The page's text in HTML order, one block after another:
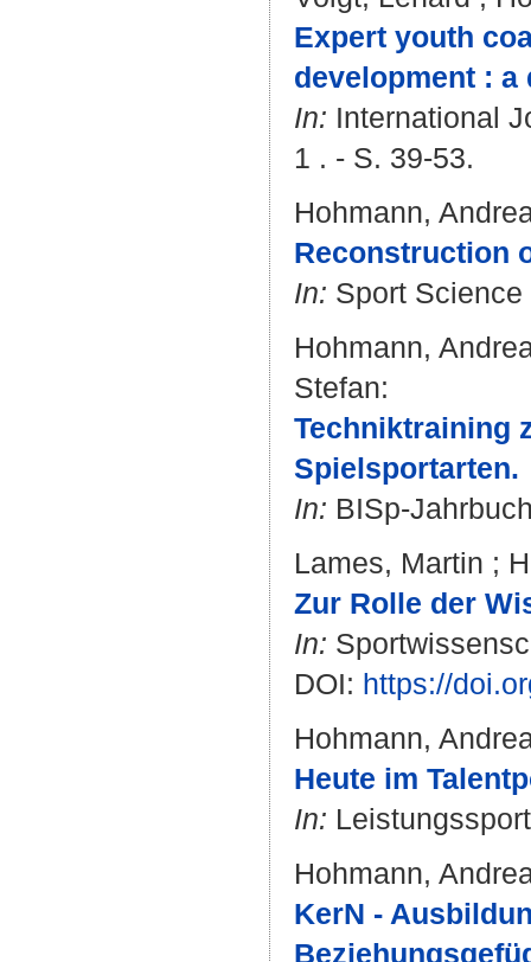
Expert youth
development :
In: International
1 . - S. 39-53.
Hohmann,
Reconstruction
In: Sport
Hohmann,
Stefan:
Techniktraining
Spielsportarten.
In: BISp-
Lames, Martin ;
Zur Rolle der
In:
DOI: https://
Hohmann,
Heute im
In:
Hohmann,
KerN -